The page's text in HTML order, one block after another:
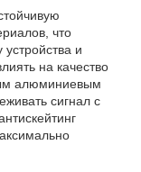
что
и
на качество
алюминиевым
сигнал с